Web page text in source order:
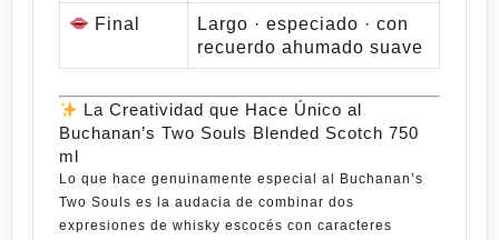
Final
Largo · especiado · con
recuerdo ahumado suave
La Creatividad que Hace Único al
Buchanan’s Two Souls Blended Scotch 750
ml
Lo que hace genuinamente especial al
Buchanan’s
Two Souls es la audacia de combinar dos
expresiones de whisky escocés con caracteres